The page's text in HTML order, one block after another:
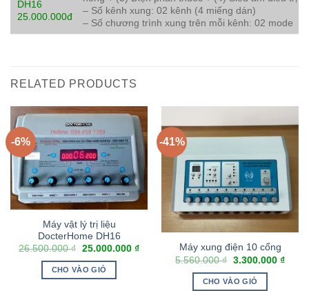
DH16
25.000.000đ
– Số kênh xung: 02 kênh (4 miếng dán)
– Số chương trình xung trên mỗi kênh: 02 mode
RELATED PRODUCTS
-6%
Máy vật lý trị liệu
DocterHome DH16
26.500.000₫ 25.000.000 ₫
CHO VÀO GIỎ
-41%
Máy xung điện 10 cổng
5.560.000₫ 3.300.000 ₫
CHO VÀO GIỎ